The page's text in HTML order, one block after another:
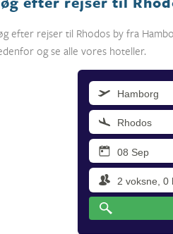
efter rejser til Rhodos by fra
og se alle vores hoteller.